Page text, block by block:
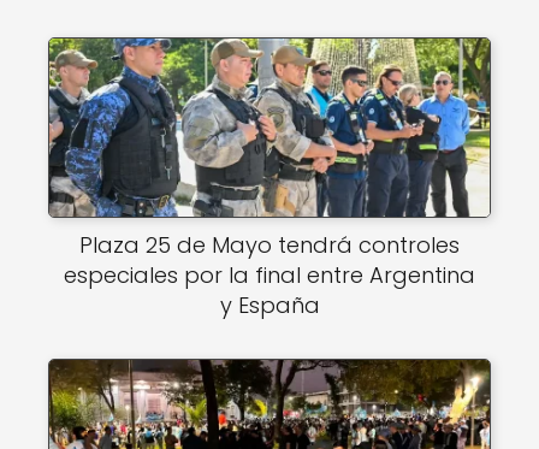
Plaza 25 de Mayo tendrá controles
especiales por la final entre Argentina
y España